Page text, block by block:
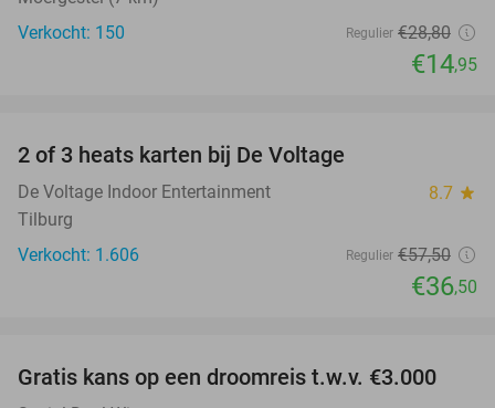
Verkocht: 150
Regulier €28,80
€14,95
2 of 3 heats karten bij De Voltage
De Voltage Indoor Entertainment 8.7 star
Tilburg
Verkocht: 1.606
Regulier €57,50
€36,50
Gratis kans op een droomreis t.w.v. €3.000